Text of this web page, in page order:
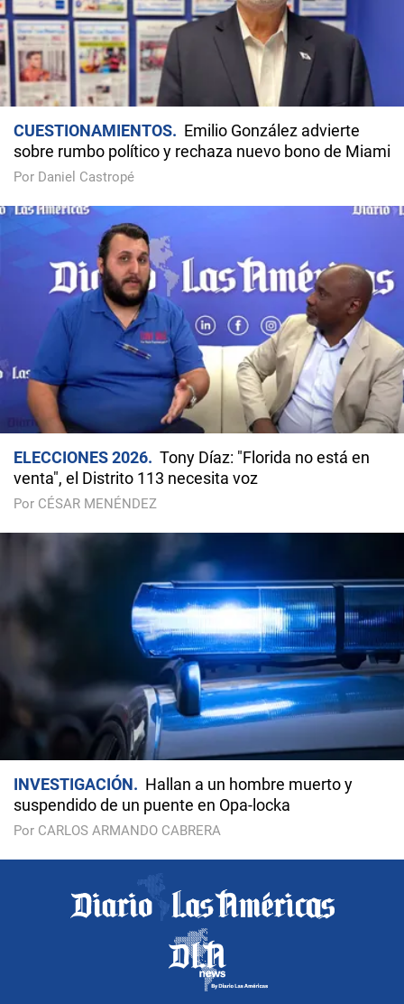
CUESTIONAMIENTOS
Emilio González advierte
sobre rumbo político y rechaza nuevo bono de Miami
Por Daniel Castropé
ELECCIONES 2026
Tony Díaz: "Florida no está en
venta", el Distrito 113 necesita voz
Por CÉSAR MENÉNDEZ
INVESTIGACIÓN
Hallan a un hombre muerto y
suspendido de un puente en Opa-locka
Por CARLOS ARMANDO CABRERA